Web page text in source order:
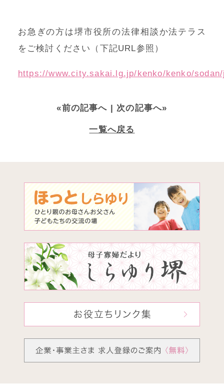
お急ぎの方は堺市役所の法律相談か法テラス
をご検討ください（下記URL参照）
https://www.city.sakai.lg.jp/kenko/kenko/
«前の記事へ | 次の記事へ»
一覧へ戻る